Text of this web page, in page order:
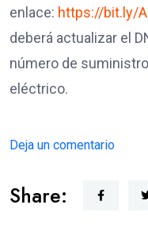
enlace: https://bit.ly/
deberá actualizar el
número de
eléctrico.
Deja un comentario
Share: